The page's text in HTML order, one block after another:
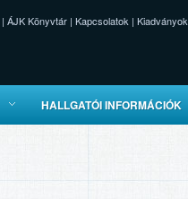
| ÁJK Könyvtár | Kapcsolatok | Kiadványok
HALLGATÓI INFORMÁCIÓK